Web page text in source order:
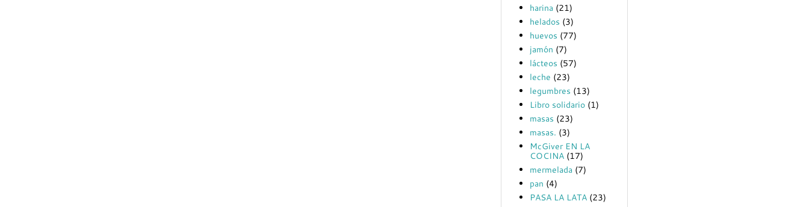
harina (21)
helados (3)
huevos (77)
jamón (7)
lácteos (57)
leche (23)
legumbres (13)
Libro solidario (1)
masas (23)
masas. (3)
McGiver EN LA
COCINA (17)
mermelada (7)
pan (4)
PASA LA LATA (23)